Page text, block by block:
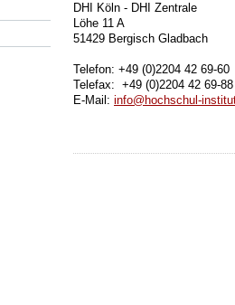
DHI Köln - DHI Zentrale
Löhe 11 A
51429 Bergisch Gladbach
Telefon: +49 (0)2204 42 69-60
Telefax: +49 (0)2204 42 69-
E-Mail: info@hochschul-